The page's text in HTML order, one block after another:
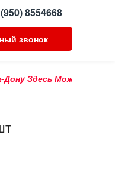
8554668
звонок
Здесь Можно Купить